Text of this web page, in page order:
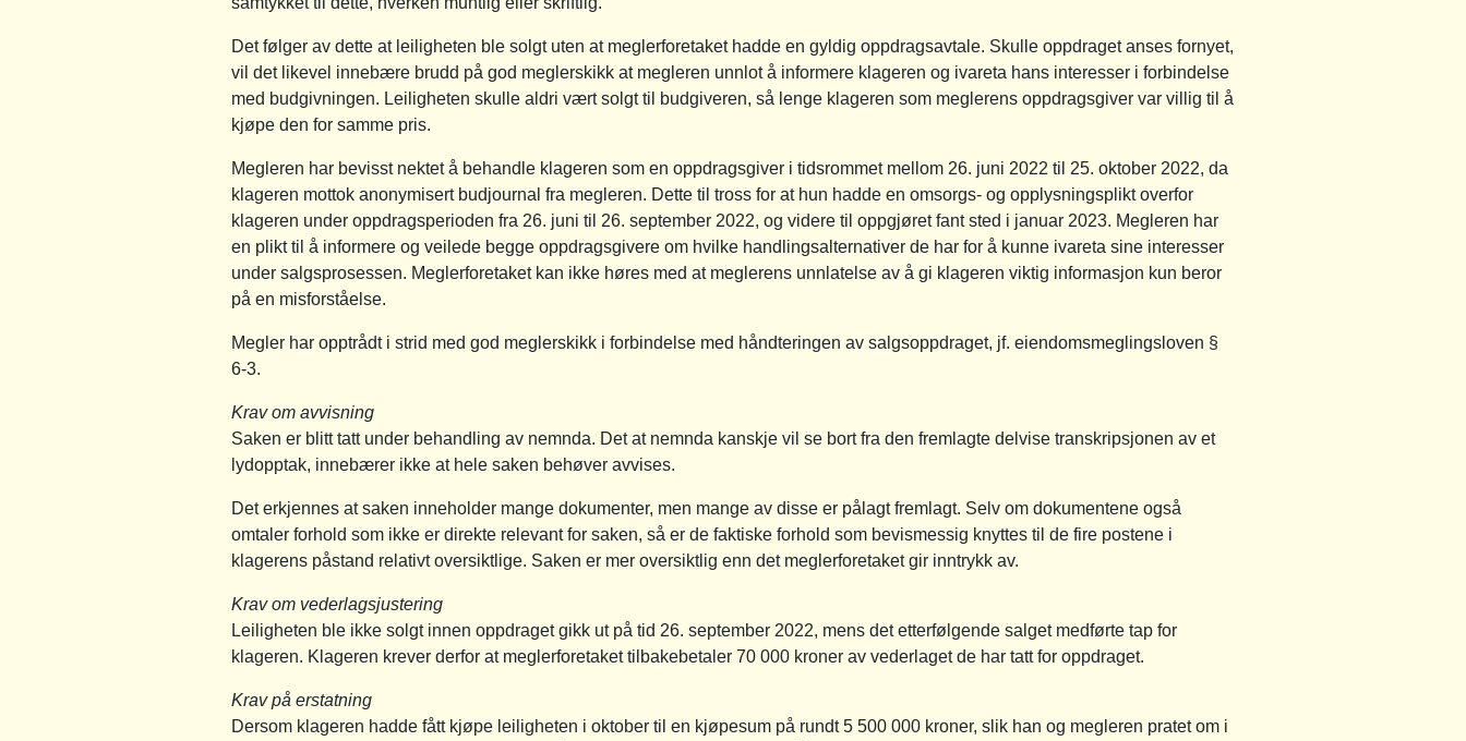
Det følger av dette at leiligheten ble solgt uten at meglerforetaket hadde en gyldig oppdragsavtale. Skulle oppdraget anses fornyet,
vil det likevel innebære brudd på god meglerskikk at megleren unnlot å informere klageren og ivareta hans interesser i forbindelse
med budgivningen. Leiligheten skulle aldri vært solgt til budgiveren, så lenge klageren som meglerens oppdragsgiver var villig til å
kjøpe den for samme pris.
Megleren har bevisst nektet å behandle klageren som en oppdragsgiver i tidsrommet mellom 26. juni 2022 til 25. oktober 2022, da
klageren mottok anonymisert budjournal fra megleren. Dette til tross for at hun hadde en omsorgs- og opplysningsplikt overfor
klageren under oppdragsperioden fra 26. juni til 26. september 2022, og videre til oppgjøret fant sted i januar 2023. Megleren har
en plikt til å informere og veilede begge oppdragsgivere om hvilke handlingsalternativer de har for å kunne ivareta sine interesser
under salgsprosessen. Meglerforetaket kan ikke høres med at meglerens unnlatelse av å gi klageren viktig informasjon kun beror
på en misforståelse.
Megler har opptrådt i strid med god meglerskikk i forbindelse med håndteringen av salgsoppdraget, jf. eiendomsmeglingsloven §
6-3.
Krav om avvisning
Saken er blitt tatt under behandling av nemnda. Det at nemnda kanskje vil se bort fra den fremlagte delvise transkripsjonen av et
lydopptak, innebærer ikke at hele saken behøver avvises.
Det erkjennes at saken inneholder mange dokumenter, men mange av disse er pålagt fremlagt. Selv om dokumentene også
omtaler forhold som ikke er direkte relevant for saken, så er de faktiske forhold som bevismessig knyttes til de fire postene i
klagerens påstand relativt oversiktlige. Saken er mer oversiktlig enn det meglerforetaket gir inntrykk av.
Krav om vederlagsjustering
Leiligheten ble ikke solgt innen oppdraget gikk ut på tid 26. september 2022, mens det etterfølgende salget medførte tap for
klageren. Klageren krever derfor at meglerforetaket tilbakebetaler 70 000 kroner av vederlaget de har tatt for oppdraget.
Krav på erstatning
Dersom klageren hadde fått kjøpe leiligheten i oktober til en kjøpesum på rundt 5 500 000 kroner, slik han og megleren pratet om i